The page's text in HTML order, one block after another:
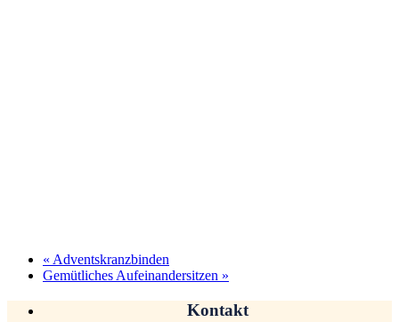
« Adventskranzbinden
Gemütliches Aufeinandersitzen »
Kontakt